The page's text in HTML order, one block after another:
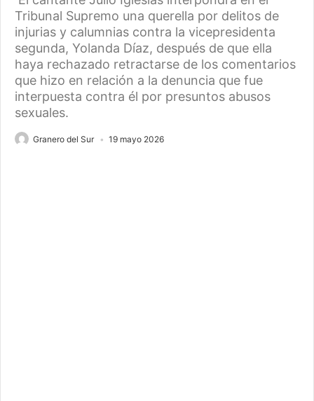
Tribunal Supremo una querella por delitos de
injurias y calumnias contra la vicepresidenta
segunda, Yolanda Díaz, después de que ella
haya rechazado retractarse de los comentarios
que hizo en relación a la denuncia que fue
interpuesta contra él por presuntos abusos
sexuales.
Granero del Sur 19 mayo 2026